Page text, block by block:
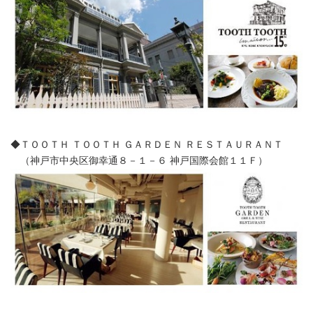
◆ＴＯＯＴＨ ＴＯＯＴＨ ＧＡＲＤＥＮ ＲＥＳＴＡＵＲＡＮＴ
（神戸市中央区御幸通８－１－６ 神戸国際会館１１Ｆ）